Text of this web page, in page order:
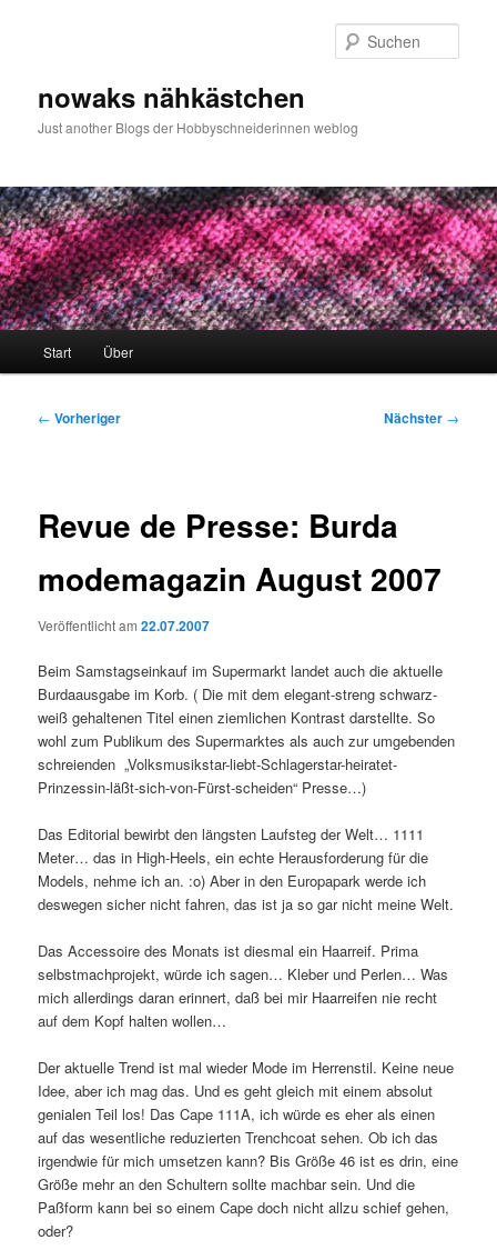
nowaks nähkästchen
Just another Blogs der Hobbyschneiderinnen weblog
Start Über
Beitragsnavigation
← Vorheriger Nächster →
Revue de Presse: Burda
modemagazin August 2007
Veröffentlicht am22.07.2007
Beim Samstagseinkauf im Supermarkt landet auch die aktuelle
Burdaausgabe im Korb. ( Die mit dem elegant-streng schwarz-
weiß gehaltenen Titel einen ziemlichen Kontrast darstellte. So
wohl zum Publikum des Supermarktes als auch zur umgebenden
schreienden „Volksmusikstar-liebt-Schlagerstar-heiratet-
Prinzessin-läßt-sich-von-Fürst-scheiden“ Presse…)
Das Editorial bewirbt den längsten Laufsteg der Welt… 1111
Meter… das in High-Heels, ein echte Herausforderung für die
Models, nehme ich an. :o) Aber in den Europapark werde ich
deswegen sicher nicht fahren, das ist ja so gar nicht meine Welt.
Das Accessoire des Monats ist diesmal ein Haarreif. Prima
selbstmachprojekt, würde ich sagen… Kleber und Perlen… Was
mich allerdings daran erinnert, daß bei mir Haarreifen nie recht
auf dem Kopf halten wollen…
Der aktuelle Trend ist mal wieder Mode im Herrenstil. Keine neue
Idee, aber ich mag das. Und es geht gleich mit einem absolut
genialen Teil los! Das Cape 111A, ich würde es eher als einen
auf das wesentliche reduzierten Trenchcoat sehen. Ob ich das
irgendwie für mich umsetzen kann? Bis Größe 46 ist es drin, eine
Größe mehr an den Schultern sollte machbar sein. Und die
Paßform kann bei so einem Cape doch nicht allzu schief gehen,
oder?